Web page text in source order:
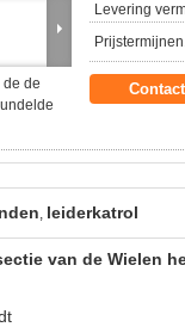
de
Levering
Contact
, leiderkatrol
van de Wielen